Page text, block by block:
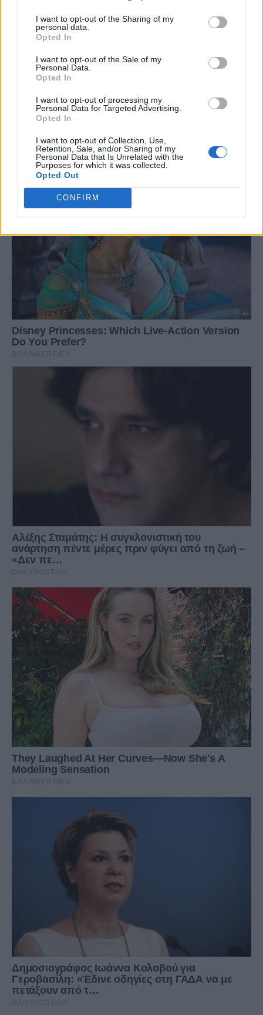
I want to opt-out of the Sharing of my
personal data.
Opted In
I want to opt-out of the Sale of my
Personal Data.
Opted In
I want to opt-out of processing my
Personal Data for Targeted Advertising.
Opted In
I want to opt-out of Collection, Use,
Retention, Sale, and/or Sharing of my
Personal Data that Is Unrelated with the
Purposes for which it was collected.
Opted Out
CONFIRM